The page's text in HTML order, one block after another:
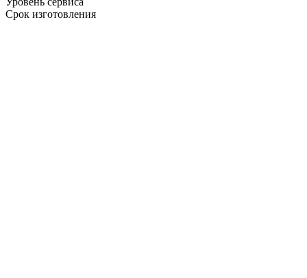
Срок изготовления